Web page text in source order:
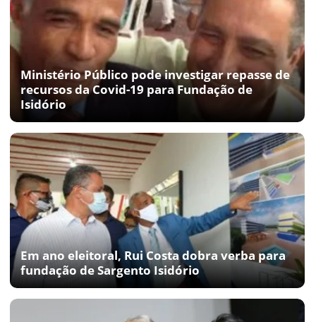
Ministério Público pode investigar repasse de
recursos da Covid-19 para Fundação de
Isidório
Em ano eleitoral, Rui Costa dobra verba para
fundação de Sargento Isidório